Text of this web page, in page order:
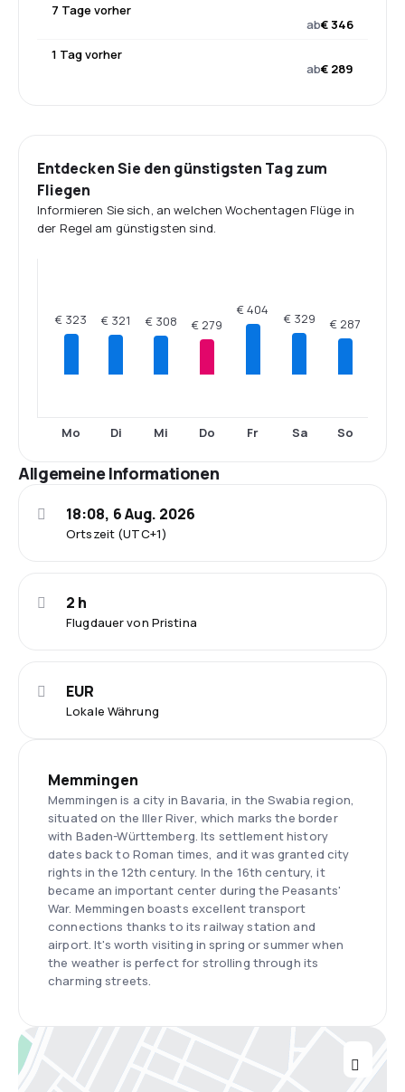
7 Tage vorher
ab€ 346
1 Tag vorher
ab€ 289
Entdecken Sie den günstigsten Tag zum
Fliegen
Informieren Sie sich, an welchen Wochentagen Flüge in
der Regel am günstigsten sind.
€ 323
Mo
€ 321
Di
€ 308
Mi
€ 279
Do
€ 404
Fr
€ 329
Sa
€ 287
So
Allgemeine Informationen
Ortszeit (UTC+1)
18:08, 6 Aug. 2026
Flugdauer von Pristina
2 h
Lokale Währung
EUR
Memmingen
Memmingen is a city in Bavaria, in the Swabia region,
situated on the Iller River, which marks the border
with Baden-Württemberg. Its settlement history
dates back to Roman times, and it was granted city
rights in the 12th century. In the 16th century, it
became an important center during the Peasants'
War. Memmingen boasts excellent transport
connections thanks to its railway station and
airport. It's worth visiting in spring or summer when
the weather is perfect for strolling through its
charming streets.